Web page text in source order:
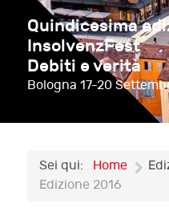
Quindicesima
InsolvenzFest
Debiti e verità
Bologna 17-20
Sei qui: Home
Edizione 2016